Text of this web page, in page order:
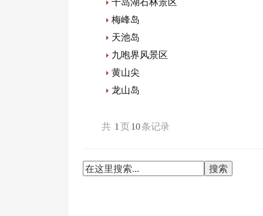
梅峰岛
天池岛
九咆界风景区
黄山尖
龙山岛
共 1 页10条记录